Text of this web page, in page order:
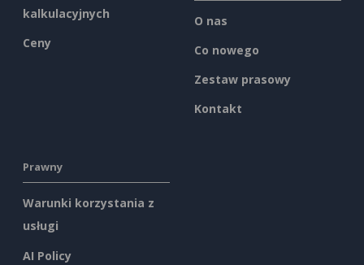
kalkulacyjnych
Ceny
O nas
Co nowego
Zestaw prasowy
Kontakt
Prawny
Warunki korzystania z
usługi
AI Policy